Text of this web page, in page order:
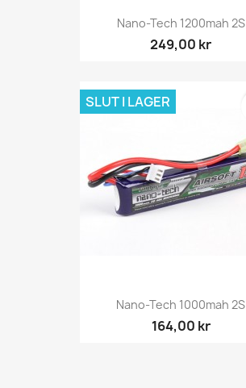
Nano-Tech 1200mah 2S
249,00 kr
Nano-Tech 1000mah 2S
164,00 kr
SLUT I LAGER